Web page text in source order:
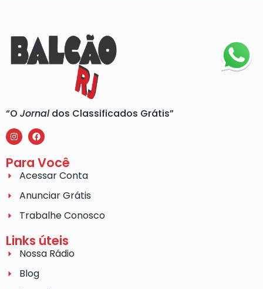
“O Jornaldos Classificados Grátis”
Para Você
Acessar Conta
Anunciar Grátis
Trabalhe Conosco
Links úteis
Nossa Rádio
Blog